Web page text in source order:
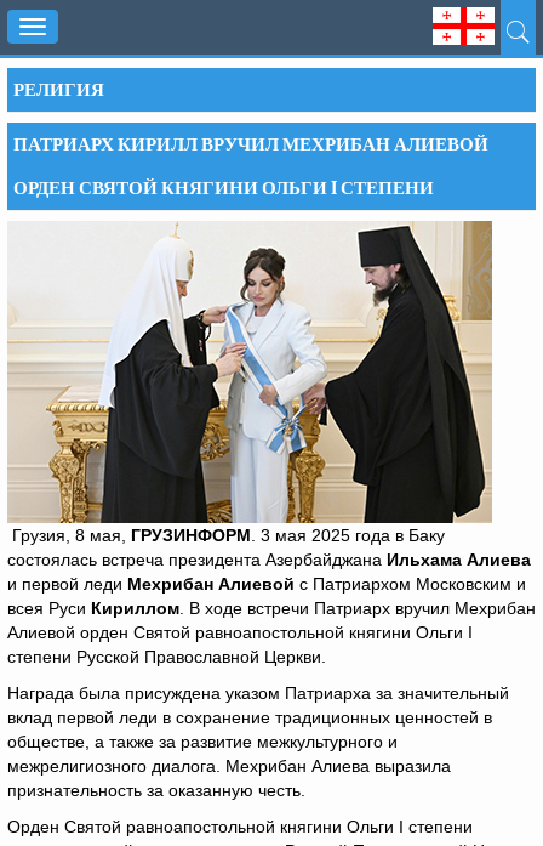
Toggle
navigation
РЕЛИГИЯ
ПАТРИАРХ КИРИЛЛ ВРУЧИЛ МЕХРИБАН АЛИЕВОЙ
ОРДЕН СВЯТОЙ КНЯГИНИ ОЛЬГИ I СТЕПЕНИ
Грузия, 8 мая, ГРУЗИНФОРМ . 3 мая 2025 года в Баку
состоялась встреча президента Азербайджана Ильхама Алиева
и первой леди Мехрибан Алиевой с Патриархом Московским и
всея Руси Кириллом . В ходе встречи Патриарх вручил Мехрибан
Алиевой орден Святой равноапостольной княгини Ольги I
степени Русской Православной Церкви.
Награда была присуждена указом Патриарха за значительный
вклад первой леди в сохранение традиционных ценностей в
обществе, а также за развитие межкультурного и
межрелигиозного диалога. Мехрибан Алиева выразила
признательность за оказанную честь.
Орден Святой равноапостольной княгини Ольги I степени